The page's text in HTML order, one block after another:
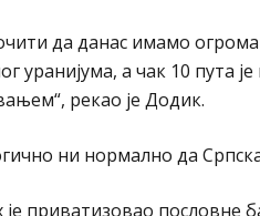
да данас имамо
уранијума, а чак 10 пута
рекао је Додик.
ни нормално да
приватизовао пословне